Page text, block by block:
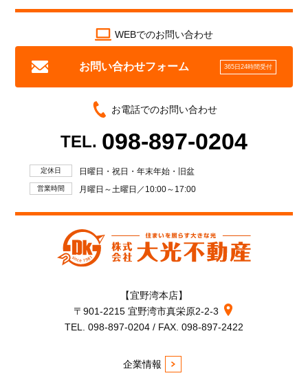
WEBでのお問い合わせ
お問い合わせフォーム 365日24時間受付
お電話でのお問い合わせ
TEL. 098-897-0204
定休日 日曜日・祝日・年末年始・旧盆
営業時間 月曜日～土曜日／10:00～17:00
【宜野湾本店】
〒901-2215 宜野湾市真栄原2-2-3
TEL. 098-897-0204 / FAX. 098-897-2422
企業情報